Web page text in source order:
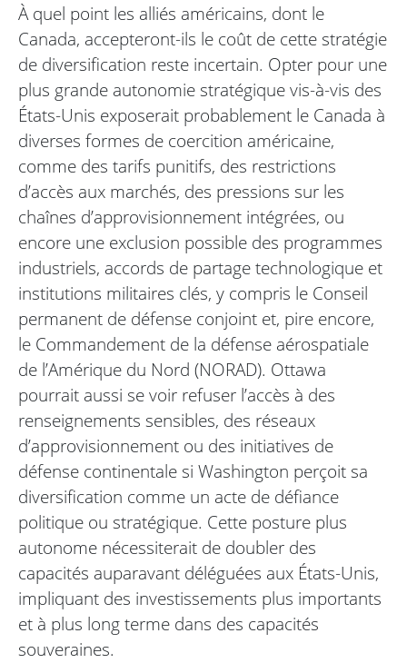
À quel point les alliés américains, dont le
Canada, accepteront-ils le coût de cette stratégie
de diversification reste incertain. Opter pour une
plus grande autonomie stratégique vis-à-vis des
États-Unis exposerait probablement le Canada à
diverses formes de coercition américaine,
comme des tarifs punitifs, des restrictions
d’accès aux marchés, des pressions sur les
chaînes d’approvisionnement intégrées, ou
encore une exclusion possible des programmes
industriels, accords de partage technologique et
institutions militaires clés, y compris le Conseil
permanent de défense conjoint et, pire encore,
le Commandement de la défense aérospatiale
de l’Amérique du Nord (NORAD). Ottawa
pourrait aussi se voir refuser l’accès à des
renseignements sensibles, des réseaux
d’approvisionnement ou des initiatives de
défense continentale si Washington perçoit sa
diversification comme un acte de défiance
politique ou stratégique. Cette posture plus
autonome nécessiterait de doubler des
capacités auparavant déléguées aux États-Unis,
impliquant des investissements plus importants
et à plus long terme dans des capacités
souveraines.